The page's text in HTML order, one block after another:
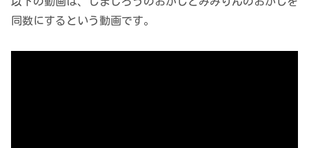
同数にするという動画です。